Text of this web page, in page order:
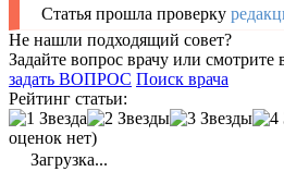
Статья прошла проверку
Не нашли подходящий совет?
Задайте вопрос врачу или смотрите
задать ВОПРОС Поиск врача
Рейтинг статьи:
оценок нет)
Загрузка...